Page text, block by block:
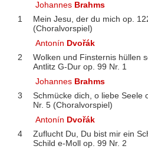
Johannes Brahms
1
Mein Jesu, der du mich op.
(Choralvorspiel)
Antonín Dvořák
2
Wolken und Finsternis hüllen
Antlitz G-Dur op. 99 Nr. 1
Johannes Brahms
3
Schmücke dich, o liebe Seele
Nr. 5 (Choralvorspiel)
Antonín Dvořák
4
Zuflucht Du, Du bist mir ein
Schild e-Moll op. 99 Nr. 2